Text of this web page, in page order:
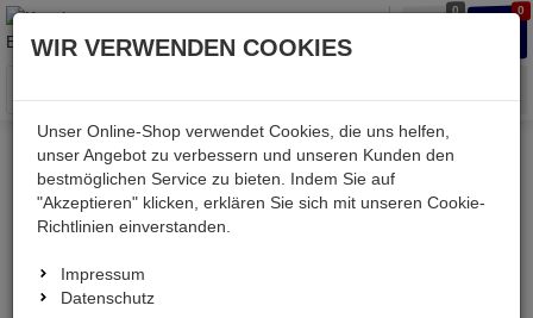
0 0
Menü
Weiter einkaufen Kessler electronic
Bauteile aktiv
QO 12,288MHz
WIR VERWENDEN COOKIES
Unser Online-Shop verwendet Cookies, die uns helfen,
unser Angebot zu verbessern und unseren Kunden den
bestmöglichen Service zu bieten. Indem Sie auf
"Akzeptieren" klicken, erklären Sie sich mit unseren Cookie-
Richtlinien einverstanden.
Impressum
Datenschutz